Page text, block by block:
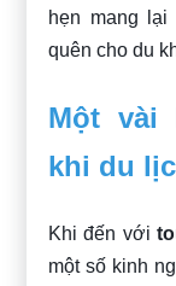
hẹn mang
quên cho du
Một vài
khi du
Khi đến với
một số kinh